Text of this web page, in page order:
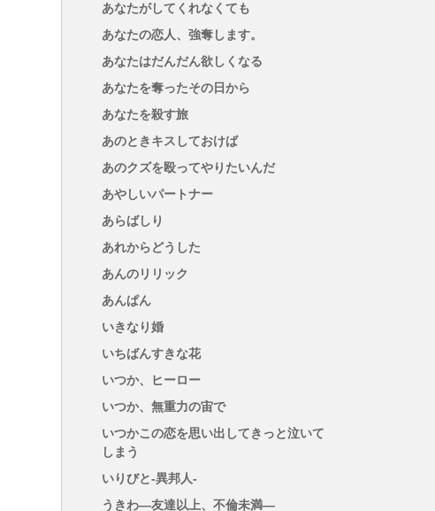
あなたがしてくれなくても
あなたの恋人、強奪します。
あなたはだんだん欲しくなる
あなたを奪ったその日から
あなたを殺す旅
あのときキスしておけば
あのクズを殴ってやりたいんだ
あやしいパートナー
あらばしり
あれからどうした
あんのリリック
あんぱん
いきなり婚
いちばんすきな花
いつか、ヒーロー
いつか、無重力の宙で
いつかこの恋を思い出してきっと泣いて
しまう
いりびと-異邦人-
うきわ―友達以上、不倫未満―